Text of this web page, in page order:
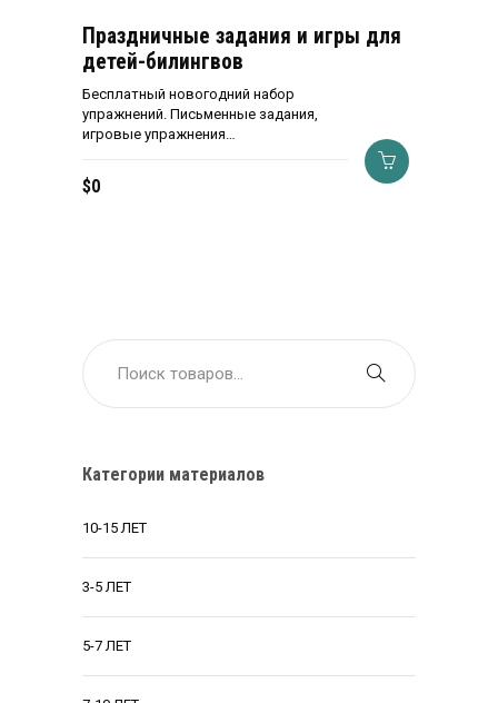
Праздничные задания и игры для
детей-билингвов
Бесплатный новогодний набор
упражнений. Письменные задания,
игровые упражнения…
$0
Категории материалов
10-15 ЛЕТ
3-5 ЛЕТ
5-7 ЛЕТ